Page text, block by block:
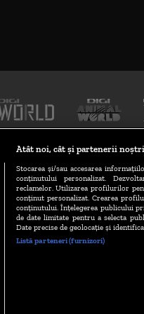
CONDIȚII POLITICA DE
CODUL DIGI24
Atât noi, cât și partenerii
Stocarea și/sau accesarea
conținutului personalizat.
reclamelor. Utilizarea profilurilor
conținut personalizat. Crearea
conținutului. Înțelegerea publicului
de date limitate pentru a selecta
Date precise de geolocație și
Listă parteneri (furnizori)